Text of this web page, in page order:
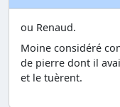
ou Renaud.
Moine considéré
de pierre dont il
et le tuèrent.